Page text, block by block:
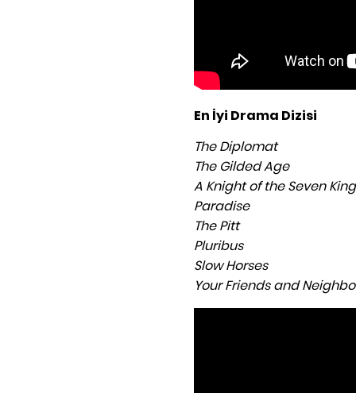
En İyi Drama Dizisi
The Diplomat
The Gilded Age
A Knight of the Seven
Paradise
The Pitt
Pluribus
Slow Horses
Your Friends and